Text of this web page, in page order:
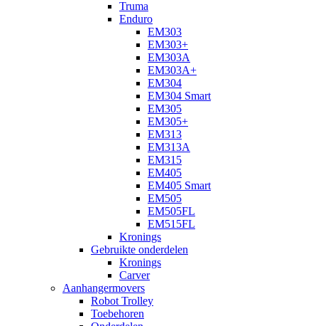
Truma
Enduro
EM303
EM303+
EM303A
EM303A+
EM304
EM304 Smart
EM305
EM305+
EM313
EM313A
EM315
EM405
EM405 Smart
EM505
EM505FL
EM515FL
Kronings
Gebruikte onderdelen
Kronings
Carver
Aanhangermovers
Robot Trolley
Toebehoren